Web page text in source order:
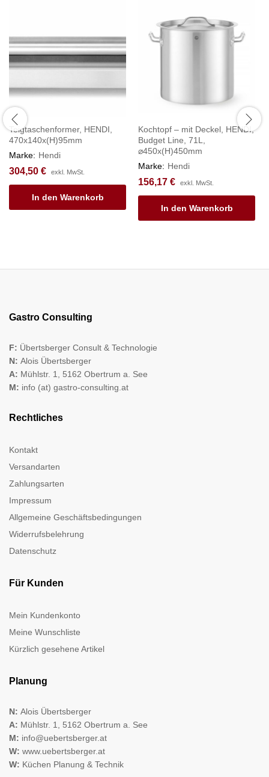
Teigtaschenformer, HENDI,
470x140x(H)95mm
Marke: Hendi
304,50 € exkl. MwSt.
In den Warenkorb
Kochtopf – mit Deckel, HENDI,
Budget Line, 71L,
⌀450x(H)450mm
Marke: Hendi
156,17 € exkl. MwSt.
In den Warenkorb
Gastro Consulting
F: Übertsberger Consult & Technologie
N: Alois Übertsberger
A: Mühlstr. 1, 5162 Obertrum a. See
M: info (at) gastro-consulting.at
Rechtliches
Kontakt
Versandarten
Zahlungsarten
Impressum
Allgemeine Geschäftsbedingungen
Widerrufsbelehrung
Datenschutz
Für Kunden
Mein Kundenkonto
Meine Wunschliste
Kürzlich gesehene Artikel
Planung
N: Alois Übertsberger
A: Mühlstr. 1, 5162 Obertrum a. See
M: info@uebertsberger.at
W: www.uebertsberger.at
W: Küchen Planung & Technik